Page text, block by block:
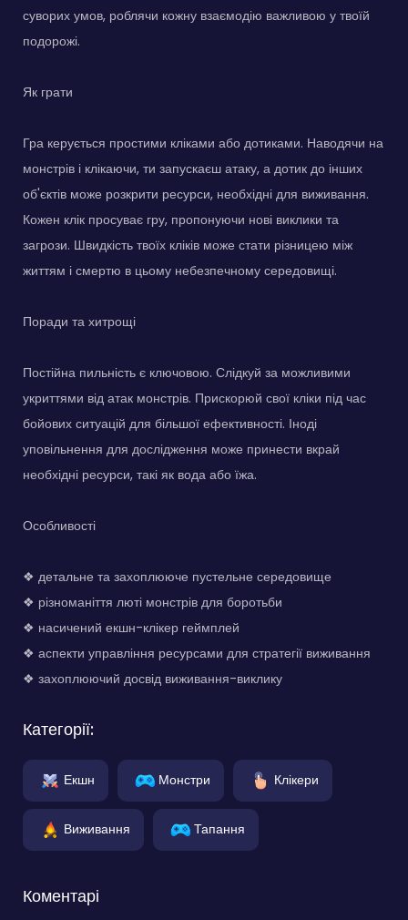
суворих умов, роблячи кожну взаємодію важливою у твоїй
подорожі.
Як грати
Гра керується простими кліками або дотиками. Наводячи на
монстрів і клікаючи, ти запускаєш атаку, а дотик до інших
об'єктів може розкрити ресурси, необхідні для виживання.
Кожен клік просуває гру, пропонуючи нові виклики та
загрози. Швидкість твоїх кліків може стати різницею між
життям і смертю в цьому небезпечному середовищі.
Поради та хитрощі
Постійна пильність є ключовою. Слідкуй за можливими
укриттями від атак монстрів. Прискорюй свої кліки під час
бойових ситуацій для більшої ефективності. Іноді
уповільнення для дослідження може принести вкрай
необхідні ресурси, такі як вода або їжа.
Особливості
❖ детальне та захоплююче пустельне середовище
❖ різноманіття люті монстрів для боротьби
❖ насичений екшн-клікер геймплей
❖ аспекти управління ресурсами для стратегії виживання
❖ захоплюючий досвід виживання-виклику
Категорії:
Екшн Монстри Клікери
Виживання Тапання
Коментарі